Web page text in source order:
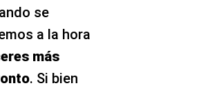
se
a la hora
más
. Si bien